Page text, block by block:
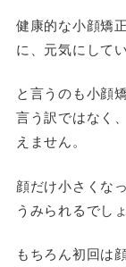
健康的な小顔矯
に、元気にして
と言うのも小顔
言う訳ではなく
えません。
顔だけ小さくな
うみられるでし
もちろん初回は